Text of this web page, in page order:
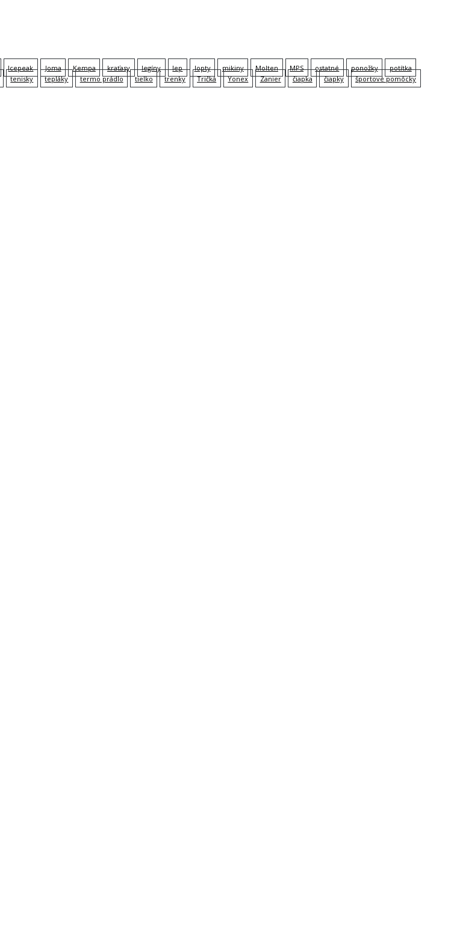
Icepeak Joma Kempa kraťasy legíny lep lopty mikiny Molten MPS ostatné ponožky
potítka
tenisky tepláky termo prádlo tielko trenky Tričká Yonex Zanier čiapka čiapky
športové pomôcky